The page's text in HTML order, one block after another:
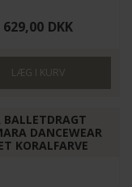
629,00 DKK
BALLETDRAGT
DANCEWEAR
KORALFARVE